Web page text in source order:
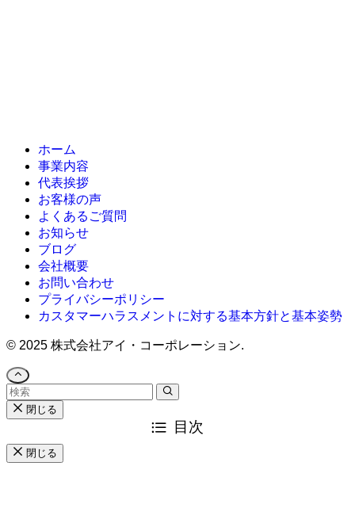
ホーム
事業内容
代表挨拶
お客様の声
よくあるご質問
お知らせ
ブログ
会社概要
お問い合わせ
プライバシーポリシー
カスタマーハラスメントに対する基本方針と基本姿勢
© 2025 株式会社アイ・コーポレーション.
閉じる
目次
閉じる